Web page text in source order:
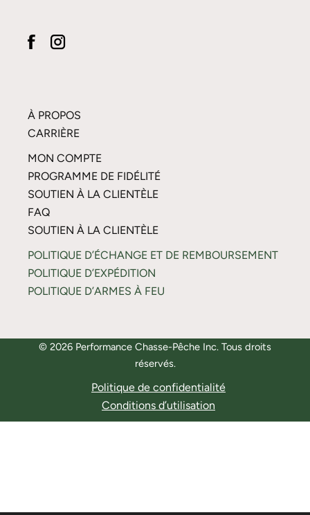
À PROPOS
CARRIÈRE
MON COMPTE
PROGRAMME DE FIDÉLITÉ
SOUTIEN À LA CLIENTÈLE
FAQ
SOUTIEN À LA CLIENTÈLE
POLITIQUE D’ÉCHANGE ET DE REMBOURSEMENT
POLITIQUE D’EXPÉDITION
POLITIQUE D’ARMES À FEU
© 2026 Performance Chasse-Pêche Inc. Tous droits
réservés.
Politique de confidentialité
Conditions d’utilisation